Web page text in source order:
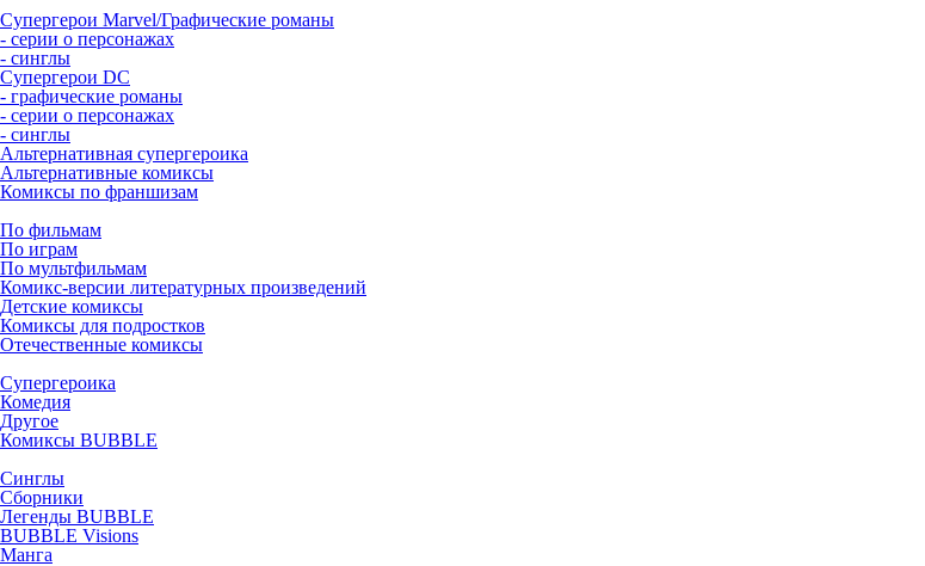
Супергерои Marvel/Графические романы
- серии о персонажах
- синглы
Супергерои DC
- графические романы
- серии о персонажах
- синглы
Альтернативная супергероика
Альтернативные комиксы
Комиксы по франшизам
По фильмам
По играм
По мультфильмам
Комикс-версии литературных произведений
Детские комиксы
Комиксы для подростков
Отечественные комиксы
Супергероика
Комедия
Другое
Комиксы BUBBLE
Синглы
Сборники
Легенды BUBBLE
BUBBLE Visions
Манга